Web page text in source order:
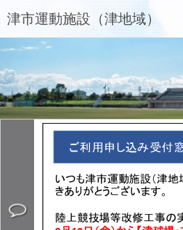
津市運動施設（津地域）